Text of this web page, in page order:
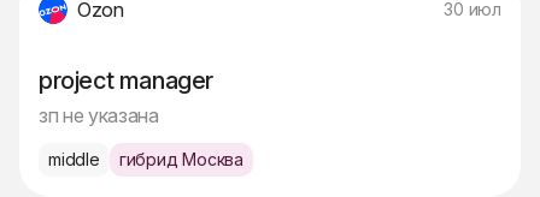
Ozon 30 июл
project manager
зп не указана
middle гибрид Москва